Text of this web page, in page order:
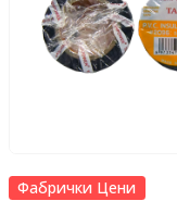
Фабрички Цени